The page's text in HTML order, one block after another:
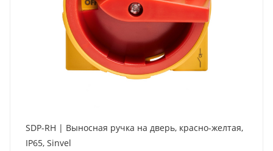
SDP-RH | Выносная ручка на дверь, красно-желтая,
IP65, Sinvel